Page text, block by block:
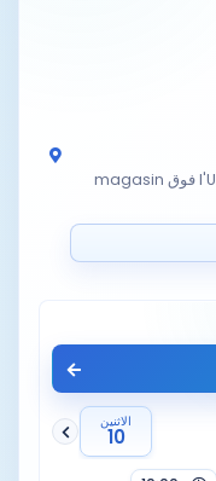
شارع Commandant Bejeoui قبالة l'UPSAT فوق magasin
الاثنين
10